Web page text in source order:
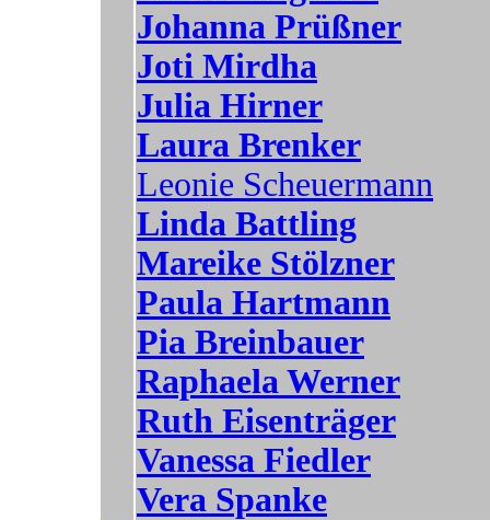
Johanna Prüßner
Joti Mirdha
Julia Hirner
Laura Brenker
Leonie Scheuermann
Linda Battling
Mareike Stölzner
Paula Hartmann
Pia Breinbauer
Raphaela Werner
Ruth Eisenträger
Vanessa Fiedler
Vera Spanke